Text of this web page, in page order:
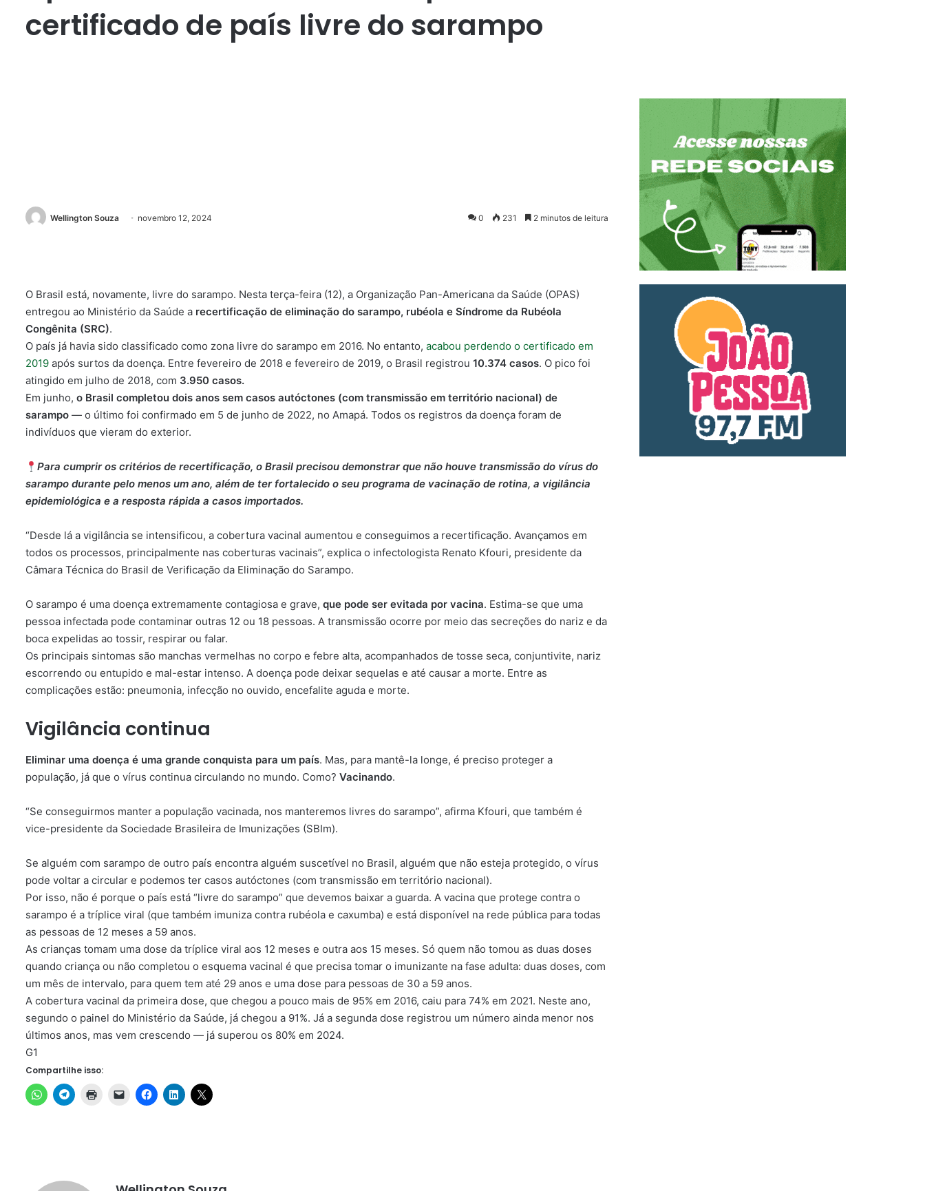
certificado de país livre do sarampo
Wellington Souza novembro 12, 2024 0 231 2 minutos de leitura
O Brasil está, novamente, livre do sarampo. Nesta terça-feira (12), a Organização Pan-Americana da Saúde (OPAS)
entregou ao Ministério da Saúde a recertificação de eliminação do sarampo, rubéola e Síndrome da Rubéola
Congênita (SRC).
O país já havia sido classificado como zona livre do sarampo em 2016. No entanto, acabou perdendo o certificado em
2019 após surtos da doença. Entre fevereiro de 2018 e fevereiro de 2019, o Brasil registrou 10.374 casos. O pico foi
atingido em julho de 2018, com 3.950 casos.
Em junho, o Brasil completou dois anos sem casos autóctones (com transmissão em território nacional) de
sarampo — o último foi confirmado em 5 de junho de 2022, no Amapá. Todos os registros da doença foram de
indivíduos que vieram do exterior.
Para cumprir os critérios de recertificação, o Brasil precisou demonstrar que não houve transmissão do vírus do
sarampo durante pelo menos um ano, além de ter fortalecido o seu programa de vacinação de rotina, a vigilância
epidemiológica e a resposta rápida a casos importados.
“Desde lá a vigilância se intensificou, a cobertura vacinal aumentou e conseguimos a recertificação. Avançamos em
todos os processos, principalmente nas coberturas vacinais”, explica o infectologista Renato Kfouri, presidente da
Câmara Técnica do Brasil de Verificação da Eliminação do Sarampo.
O sarampo é uma doença extremamente contagiosa e grave, que pode ser evitada por vacina. Estima-se que uma
pessoa infectada pode contaminar outras 12 ou 18 pessoas. A transmissão ocorre por meio das secreções do nariz e da
boca expelidas ao tossir, respirar ou falar.
Os principais sintomas são manchas vermelhas no corpo e febre alta, acompanhados de tosse seca, conjuntivite, nariz
escorrendo ou entupido e mal-estar intenso. A doença pode deixar sequelas e até causar a morte. Entre as
complicações estão: pneumonia, infecção no ouvido, encefalite aguda e morte.
Vigilância continua
Eliminar uma doença é uma grande conquista para um país. Mas, para mantê-la longe, é preciso proteger a
população, já que o vírus continua circulando no mundo. Como? Vacinando.
“Se conseguirmos manter a população vacinada, nos manteremos livres do sarampo”, afirma Kfouri, que também é
vice-presidente da Sociedade Brasileira de Imunizações (SBIm).
Se alguém com sarampo de outro país encontra alguém suscetível no Brasil, alguém que não esteja protegido, o vírus
pode voltar a circular e podemos ter casos autóctones (com transmissão em território nacional).
Por isso, não é porque o país está “livre do sarampo” que devemos baixar a guarda. A vacina que protege contra o
sarampo é a tríplice viral (que também imuniza contra rubéola e caxumba) e está disponível na rede pública para todas
as pessoas de 12 meses a 59 anos.
As crianças tomam uma dose da tríplice viral aos 12 meses e outra aos 15 meses. Só quem não tomou as duas doses
quando criança ou não completou o esquema vacinal é que precisa tomar o imunizante na fase adulta: duas doses, com
um mês de intervalo, para quem tem até 29 anos e uma dose para pessoas de 30 a 59 anos.
A cobertura vacinal da primeira dose, que chegou a pouco mais de 95% em 2016, caiu para 74% em 2021. Neste ano,
segundo o painel do Ministério da Saúde, já chegou a 91%. Já a segunda dose registrou um número ainda menor nos
últimos anos, mas vem crescendo — já superou os 80% em 2024.
G1
Compartilhe isso: